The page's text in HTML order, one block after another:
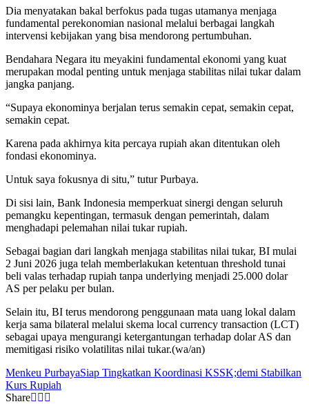
Dia menyatakan bakal berfokus pada tugas utamanya menjaga
fundamental perekonomian nasional melalui berbagai langkah
intervensi kebijakan yang bisa mendorong pertumbuhan.
Bendahara Negara itu meyakini fundamental ekonomi yang kuat
merupakan modal penting untuk menjaga stabilitas nilai tukar dalam
jangka panjang.
“Supaya ekonominya berjalan terus semakin cepat, semakin cepat,
semakin cepat.
Karena pada akhirnya kita percaya rupiah akan ditentukan oleh
fondasi ekonominya.
Untuk saya fokusnya di situ,” tutur Purbaya.
Di sisi lain, Bank Indonesia memperkuat sinergi dengan seluruh
pemangku kepentingan, termasuk dengan pemerintah, dalam
menghadapi pelemahan nilai tukar rupiah.
Sebagai bagian dari langkah menjaga stabilitas nilai tukar, BI mulai
2 Juni 2026 juga telah memberlakukan ketentuan threshold tunai
beli valas terhadap rupiah tanpa underlying menjadi 25.000 dolar
AS per pelaku per bulan.
Selain itu, BI terus mendorong penggunaan mata uang lokal dalam
kerja sama bilateral melalui skema local currency transaction (LCT)
sebagai upaya mengurangi ketergantungan terhadap dolar AS dan
memitigasi risiko volatilitas nilai tukar.(wa/an)
Menkeu PurbayaSiap Tingkatkan Koordinasi KSSK;demi Stabilkan
Kurs Rupiah
Share